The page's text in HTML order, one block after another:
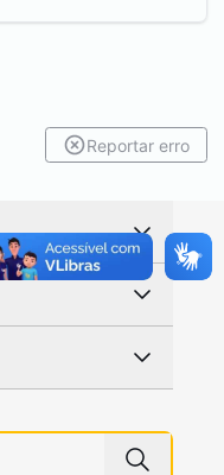
Reportar erro